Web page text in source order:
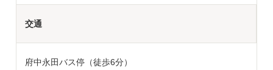
交通
府中永田バス停（徒歩6分）